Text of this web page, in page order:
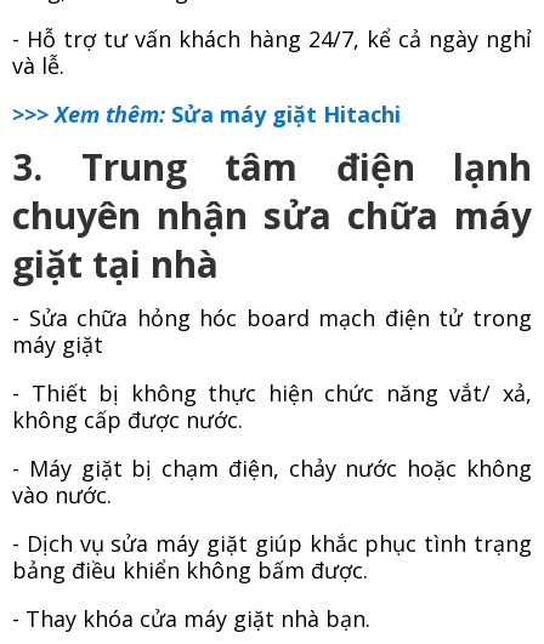
- Hỗ trợ tư vấn khách hàng 24/7, kể cả ngày nghỉ
và lễ.
>>> Xem thêm: Sửa máy giặt Hitachi
3. Trung tâm điện lạnh
chuyên nhận sửa chữa máy
giặt tại nhà
- Sửa chữa hỏng hóc board mạch điện tử trong
máy giặt
- Thiết bị không thực hiện chức năng vắt/ xả,
không cấp được nước.
- Máy giặt bị chạm điện, chảy nước hoặc không
vào nước.
- Dịch vụ sửa máy giặt giúp khắc phục tình trạng
bảng điều khiển không bấm được.
- Thay khóa cửa máy giặt nhà bạn.